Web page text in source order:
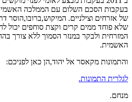
בעקבות הסכם השלום עם הממלכה
של אזרחים וצילניים. המיקוש,ברובו,הוסר
שלא פוחד ממים קרים וקצת סוחפים יכול
המזרחית ולבקר במנזר הסמוך ללא צורך
האשמית.
והתמונות מקאסר אל יהוד,הן כאן לפניכם:
לגלרית התמונות.
מנחם.